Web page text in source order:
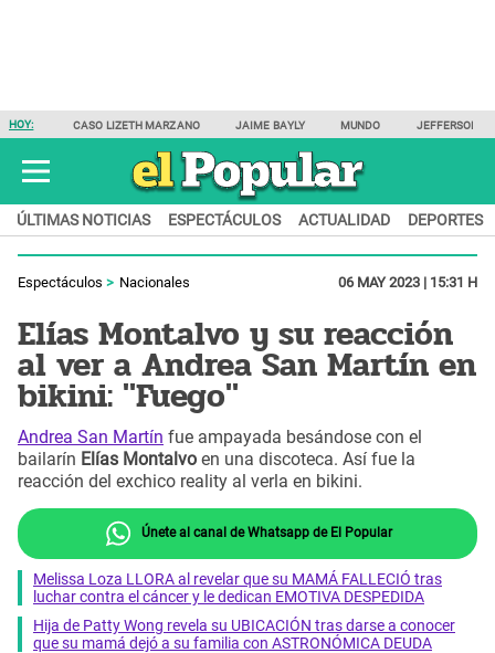
HOY: CASO LIZETH MARZANO JAIME BAYLY MUNDO JEFFERSON
ÚLTIMAS NOTICIAS ESPECTÁCULOS ACTUALIDAD DEPORTES
Espectáculos Nacionales 06 MAY 2023 | 15:31 H
Elías Montalvo y su reacción
al ver a Andrea San Martín en
bikini: "Fuego"
Andrea San Martín fue ampayada besándose con el
bailarín Elías Montalvo en una discoteca. Así fue la
reacción del exchico reality al verla en bikini.
Únete al canal de Whatsapp de El Popular
Melissa Loza LLORA al revelar que su MAMÁ FALLECIÓ tras
luchar contra el cáncer y le dedican EMOTIVA DESPEDIDA
Hija de Patty Wong revela su UBICACIÓN tras darse a conocer
que su mamá dejó a su familia con ASTRONÓMICA DEUDA